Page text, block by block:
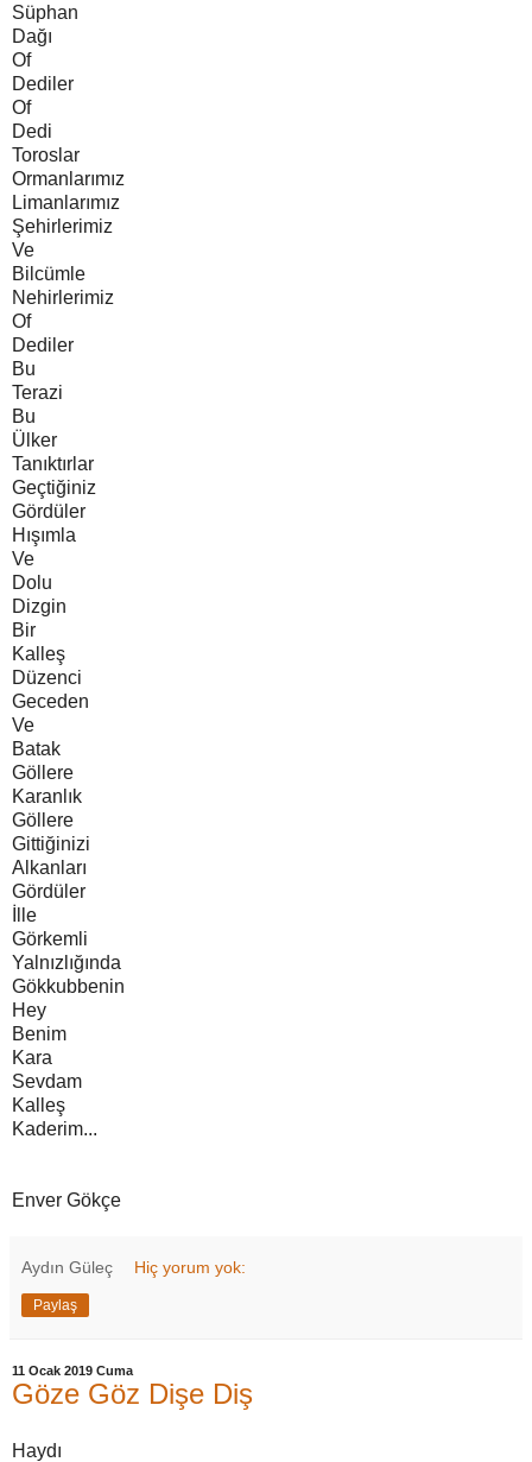
Süphan
Dağı
Of
Dediler
Of
Dedi
Toroslar
Ormanlarımız
Limanlarımız
Şehirlerimiz
Ve
Bilcümle
Nehirlerimiz
Of
Dediler
Bu
Terazi
Bu
Ülker
Tanıktırlar
Geçtiğiniz
Gördüler
Hışımla
Ve
Dolu
Dizgin
Bir
Kalleş
Düzenci
Geceden
Ve
Batak
Göllere
Karanlık
Göllere
Gittiğinizi
Alkanları
Gördüler
İlle
Görkemli
Yalnızlığında
Gökkubbenin
Hey
Benim
Kara
Sevdam
Kalleş
Kaderim...
Enver Gökçe
Aydın Güleç Hiç yorum yok:
Paylaş
11 Ocak 2019 Cuma
Göze Göz Dişe Diş
Haydı